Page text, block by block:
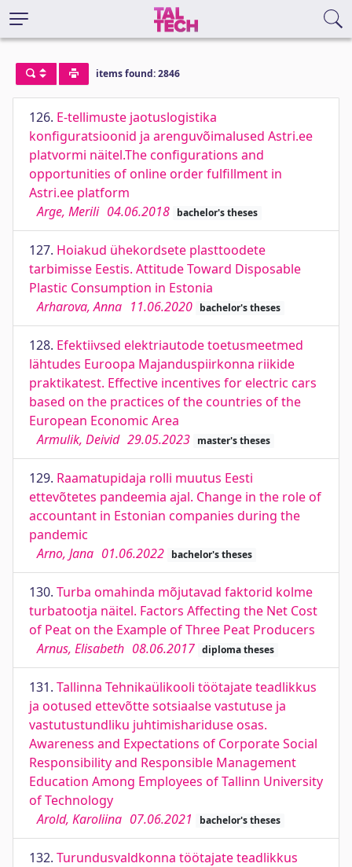
items found: 2846
126. E-tellimuste jaotuslogistika
konfiguratsioonid ja arenguvõimalused Astri.ee
platvormi näitel.The configurations and
opportunities of online order fulfillment in
Astri.ee platform
Arge, Merili 04.06.2018 bachelor's theses
127. Hoiakud ühekordsete plasttoodete
tarbimisse Eestis. Attitude Toward Disposable
Plastic Consumption in Estonia
Arharova, Anna 11.06.2020 bachelor's theses
128. Efektiivsed elektriautode toetusmeetmed
lähtudes Euroopa Majanduspiirkonna riikide
praktikatest. Effective incentives for electric cars
based on the practices of the countries of the
European Economic Area
Armulik, Deivid 29.05.2023 master's theses
129. Raamatupidaja rolli muutus Eesti
ettevõtetes pandeemia ajal. Change in the role of
accountant in Estonian companies during the
pandemic
Arno, Jana 01.06.2022 bachelor's theses
130. Turba omahinda mõjutavad faktorid kolme
turbatootja näitel. Factors Affecting the Net Cost
of Peat on the Example of Three Peat Producers
Arnus, Elisabeth 08.06.2017 diploma theses
131. Tallinna Tehnikaülikooli töötajate teadlikkus
ja ootused ettevõtte sotsiaalse vastutuse ja
vastutustundliku juhtimishariduse osas.
Awareness and Expectations of Corporate Social
Responsibility and Responsible Management
Education Among Employees of Tallinn University
of Technology
Arold, Karoliina 07.06.2021 bachelor's theses
132. Turundusvaldkonna töötajate teadlikkus